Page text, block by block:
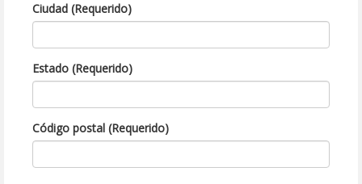
Ciudad (Requerido)
Estado (Requerido)
Código postal (Requerido)